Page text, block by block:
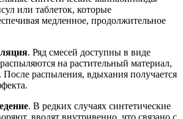
или таблеток, которые
медленное, продолжительное
. Ряд смесей доступны в виде
на растительный материал,
После распыления, вдыхания получается
. В редких случаях синтетические
вводят внутривенно, что связано с